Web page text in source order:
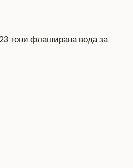
тони флаширана вода за